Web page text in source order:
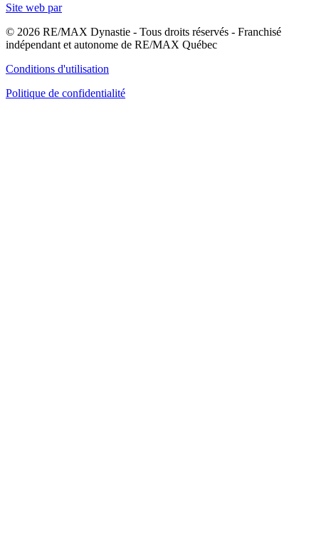
Site web par
© 2026 RE/MAX Dynastie - Tous droits réservés - Franchisé
indépendant et autonome de RE/MAX Québec
Conditions d'utilisation
Politique de confidentialité